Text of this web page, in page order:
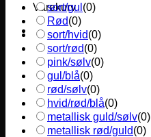
Varekurv
sort/gul (0)
Rød(0)
sort/hvid(0)
sort/rød(0)
pink/sølv(0)
gul/blå(0)
rød/sølv(0)
hvid/rød/blå(0)
metallisk guld/sølv(0)
metallisk rød/guld(0)